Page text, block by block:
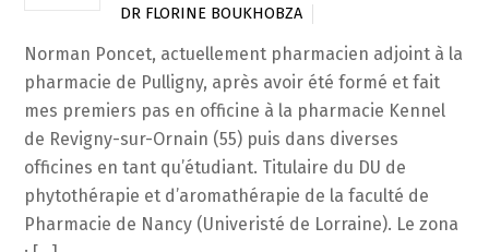
DR FLORINE BOUKHOBZA
Norman Poncet, actuellement pharmacien adjoint à la
pharmacie de Pulligny, après avoir été formé et fait
mes premiers pas en officine à la pharmacie Kennel
de Revigny-sur-Ornain (55) puis dans diverses
officines en tant qu’étudiant. Titulaire du DU de
phytothérapie et d’aromathérapie de la faculté de
Pharmacie de Nancy (Univeristé de Lorraine). Le zona